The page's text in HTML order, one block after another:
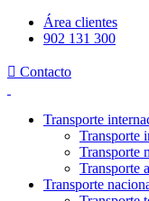
Área clientes
902 131 300
 Contacto
Transporte
Transporte
Transporte
Transporte
Transporte